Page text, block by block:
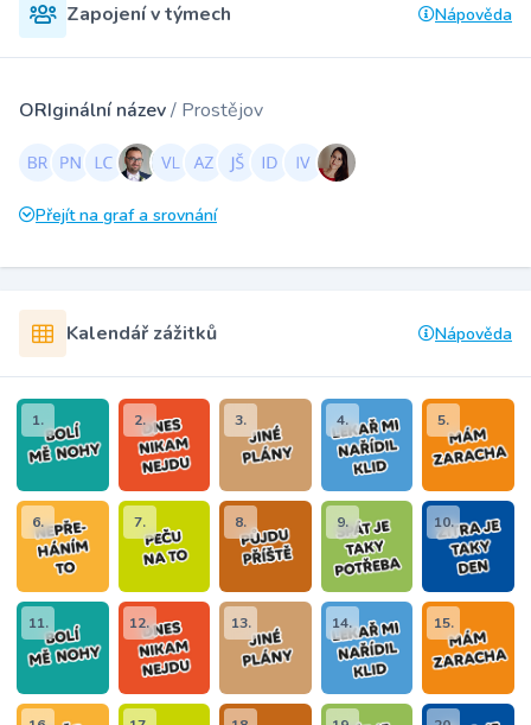
Zapojení v týmech Nápověda
ORIginální název/ Prostějov
Přejít na graf a srovnání
Kalendář zážitků Nápověda
1. 2. 3. 4. 5.
6. 7. 8. 9. 10.
11. 12. 13. 14. 15.